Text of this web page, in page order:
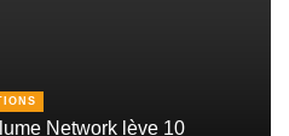
Network lève 10